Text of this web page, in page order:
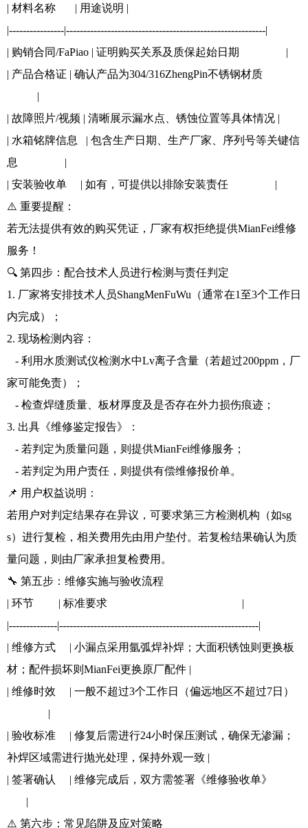
| 材料名称 | 用途说明 |
|----------------|----------------------------------------------------------|
| 购销合同/FaPiao | 证明购买关系及质保起始日期 |
| 产品合格证 | 确认产品为304/316ZhengPin不锈钢材质
|
| 故障照片/视频 | 清晰展示漏水点、锈蚀位置等具体情况 |
| 水箱铭牌信息 | 包含生产日期、生产厂家、序列号等关键信
息 |
| 安装验收单 | 如有，可提供以排除安装责任 |
⚠️ 重要提醒：
若无法提供有效的购买凭证，厂家有权拒绝提供MianFei维修
服务！
🔍 第四步：配合技术人员进行检测与责任判定
1. 厂家将安排技术人员ShangMenFuWu（通常在1至3个工作日
内完成）；
2. 现场检测内容：
- 利用水质测试仪检测水中Lv离子含量（若超过200ppm，厂
家可能免责）；
- 检查焊缝质量、板材厚度及是否存在外力损伤痕迹；
3. 出具《维修鉴定报告》：
- 若判定为质量问题，则提供MianFei维修服务；
- 若判定为用户责任，则提供有偿维修报价单。
📌 用户权益说明：
若用户对判定结果存在异议，可要求第三方检测机构（如sg
s）进行复检，相关费用先由用户垫付。若复检结果确认为质
量问题，则由厂家承担复检费用。
🔧 第五步：维修实施与验收流程
| 环节 | 标准要求 |
|--------------|----------------------------------------------------------|
| 维修方式 | 小漏点采用氩弧焊补焊；大面积锈蚀则更换板
材；配件损坏则MianFei更换原厂配件 |
| 维修时效 | 一般不超过3个工作日（偏远地区不超过7日）
|
| 验收标准 | 修复后需进行24小时保压测试，确保无渗漏；
补焊区域需进行抛光处理，保持外观一致 |
| 签署确认 | 维修完成后，双方需签署《维修验收单》
|
⚠️ 第六步：常见陷阱及应对策略